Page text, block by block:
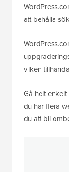
att behålla
vilken
Gå helt enkelt
du har flera
du att bli